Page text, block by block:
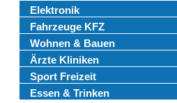
Elektronik
Fahrzeuge KFZ
Wohnen & Bauen
Ärzte Kliniken
Sport Freizeit
Essen & Trinken